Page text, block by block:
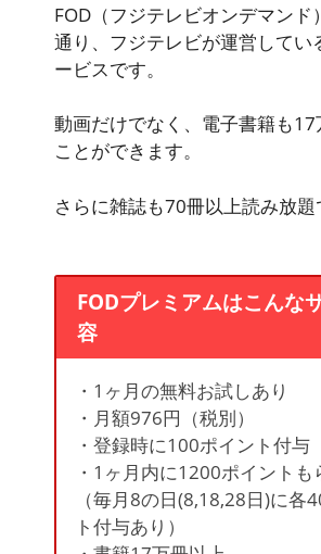
FOD（フジテレビオンデマンド
通り、フジテレビが運営してい
ービスです。
動画だけでなく、電子書籍も
ことができます。
さらに雑誌も70冊以上読み放題
FODプレミアムはこんな
容
・1ヶ月の無料お試しあり
・月額976円（税別）
・登録時に100ポイント付与
・1ヶ月内に1200ポイントも
（毎月8の日(8,18,28日)に各
ト付与あり）